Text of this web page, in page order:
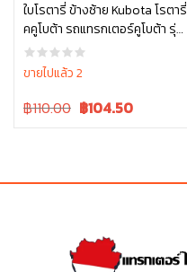
ใบโรตารี่ ข้างซ้าย Kubota โรตารี่
คคูโบต้า รถแทรกเตอร์คูโบต้า รุ่น
L4708 L5018 W9518-54061
ขายไปแล้ว 2
Original
฿110.00 Current
฿104.50
หยิบใส่ตะกร้า